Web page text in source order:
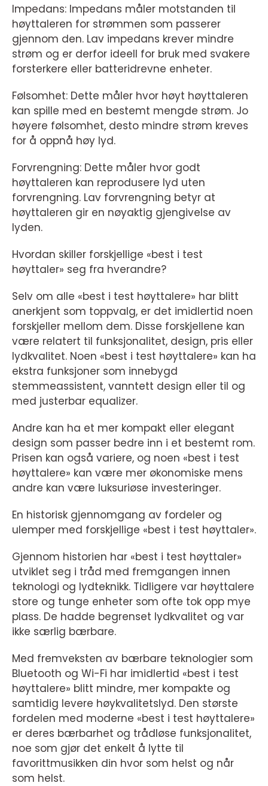
Impedans: Impedans måler motstanden til
høyttaleren for strømmen som passerer
gjennom den. Lav impedans krever mindre
strøm og er derfor ideell for bruk med svakere
forsterkere eller batteridrevne enheter.
Følsomhet: Dette måler hvor høyt høyttaleren
kan spille med en bestemt mengde strøm. Jo
høyere følsomhet, desto mindre strøm kreves
for å oppnå høy lyd.
Forvrengning: Dette måler hvor godt
høyttaleren kan reprodusere lyd uten
forvrengning. Lav forvrengning betyr at
høyttaleren gir en nøyaktig gjengivelse av
lyden.
Hvordan skiller forskjellige «best i test
høyttaler» seg fra hverandre?
Selv om alle «best i test høyttalere» har blitt
anerkjent som toppvalg, er det imidlertid noen
forskjeller mellom dem. Disse forskjellene kan
være relatert til funksjonalitet, design, pris eller
lydkvalitet. Noen «best i test høyttalere» kan ha
ekstra funksjoner som innebygd
stemmeassistent, vanntett design eller til og
med justerbar equalizer.
Andre kan ha et mer kompakt eller elegant
design som passer bedre inn i et bestemt rom.
Prisen kan også variere, og noen «best i test
høyttalere» kan være mer økonomiske mens
andre kan være luksuriøse investeringer.
En historisk gjennomgang av fordeler og
ulemper med forskjellige «best i test høyttaler».
Gjennom historien har «best i test høyttaler»
utviklet seg i tråd med fremgangen innen
teknologi og lydteknikk. Tidligere var høyttalere
store og tunge enheter som ofte tok opp mye
plass. De hadde begrenset lydkvalitet og var
ikke særlig bærbare.
Med fremveksten av bærbare teknologier som
Bluetooth og Wi-Fi har imidlertid «best i test
høyttalere» blitt mindre, mer kompakte og
samtidig levere høykvalitetslyd. Den største
fordelen med moderne «best i test høyttalere»
er deres bærbarhet og trådløse funksjonalitet,
noe som gjør det enkelt å lytte til
favorittmusikken din hvor som helst og når
som helst.